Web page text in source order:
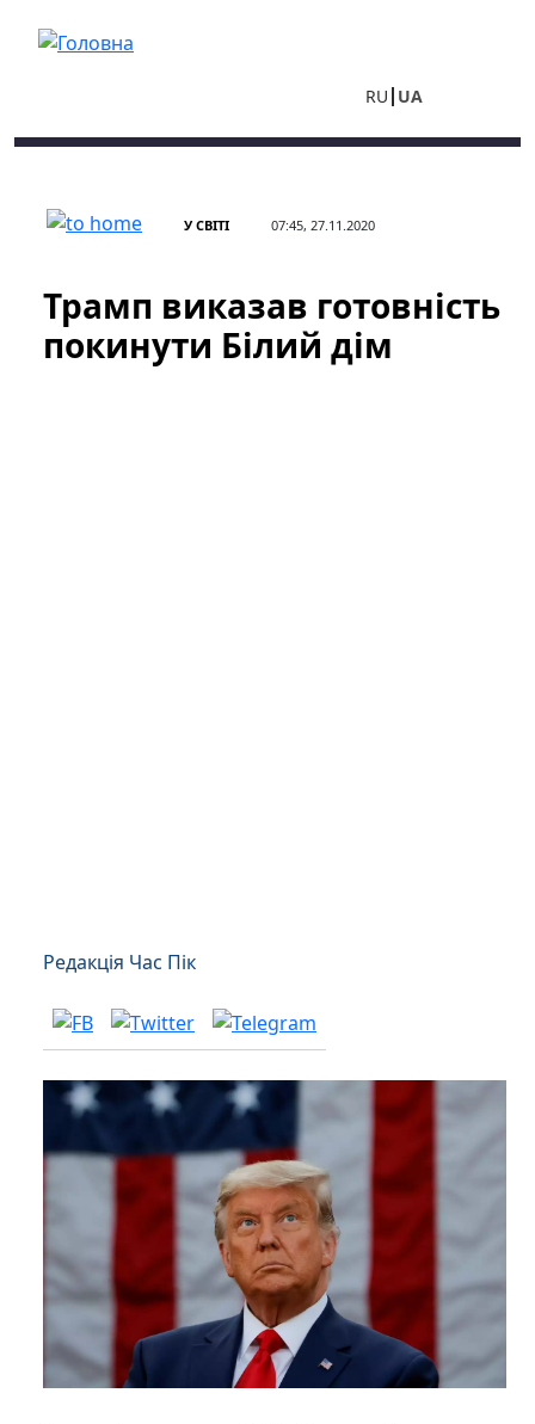
RU UA
У СВІТІ 07:45, 27.11.2020
Трамп виказав готовність
покинути Білий дім
Редакція Час Пік